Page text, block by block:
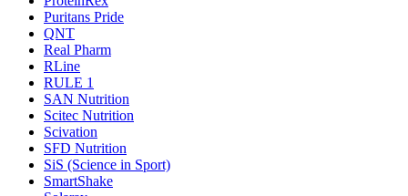
Puritans Pride
QNT
Real Pharm
RLine
RULE 1
SAN Nutrition
Scitec Nutrition
Scivation
SFD Nutrition
SiS (Science in Sport)
SmartShake